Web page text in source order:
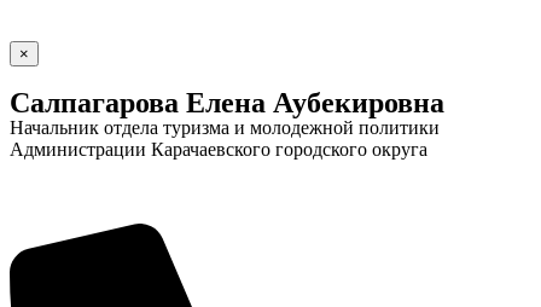
×
Салпагарова Елена Аубекировна
Начальник отдела туризма и молодежной политики
Администрации Карачаевского городского округа